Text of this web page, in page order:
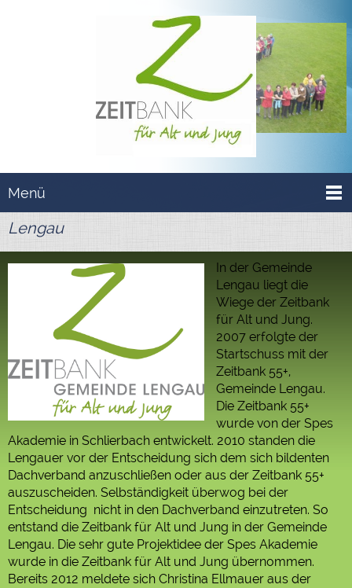
Menü
Lengau
In der Gemeinde
Lengau liegt die
Wiege der Zeitbank
für Alt und Jung.
2007 erfolgte der
Startschuss mit der
Zeitbank 55+,
Gemeinde Lengau.
Die Zeitbank 55+
wurde von der Spes
Akademie in Schlierbach entwickelt. 2010 standen die
Lengauer vor der Entscheidung sich dem sich bildenten
Dachverband anzuschließen oder aus der Zeitbank 55+
auszuscheiden. Selbständigkeit überwog bei der
Entscheidung nicht in den Dachverband einzutreten. So
entstand die Zeitbank für Alt und Jung in der Gemeinde
Lengau. Die sehr gute Projektidee der Spes Akademie
wurde in die Zeitbank für Alt und Jung übernommen.
Bereits 2012 meldete sich Christina Ellmauer aus der